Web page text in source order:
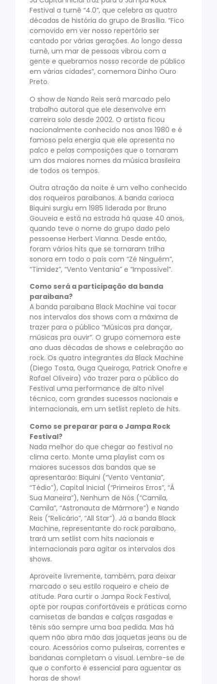
Festival a turnê “4.0”, que celebra as quatro
décadas de história do grupo de Brasília. “Fico
comovido em ver nosso repertório ser
cantado por várias gerações. Ao longo dessa
turnê, um mar de pessoas vibrou com a
gente e quebramos nosso recorde de público
em várias cidades”, comemora Dinho Ouro
Preto.
O show de Nando Reis será marcado pelo
trabalho autoral que ele desenvolve em
carreira solo desde 2002. O artista ficou
nacionalmente conhecido nos anos 1980 e é
famoso pela energia que ele apresenta no
palco e pelas composições que o tornaram
um dos maiores nomes da música brasileira
de todos os tempos.
Outra atração da noite é um velho conhecido
dos roqueiros paraibanos. A banda carioca
Biquini surgiu em 1985 liderada por Bruno
Gouveia e está na estrada há quase 40 anos,
quando teve o nome do grupo dado pelo
pessoense Herbert Vianna. Desde então,
foram vários hits que se tornaram trilha
sonora em todo o país com “Zé Ninguém”,
“Timidez”, “Vento Ventania” e “Impossível”.
Como será a participação da banda
paraibana?
A banda paraibana Black Machine vai tocar
nos intervalos dos shows com a máxima de
trazer para o público “Músicas pra dançar,
músicas pra ouvir”. O grupo comemora este
ano duas décadas de shows e celebração ao
rock. Os quatro integrantes da Black Machine
(Diego Tosta, Guga Queiroga, Patrick Onofre e
Rafael Oliveira) vão trazer para o público do
Festival uma performance de alto nível
técnico, com grandes sucessos nacionais e
internacionais, em um setlist repleto de hits.
Como se preparar para o Jampa Rock
Festival?
Nada melhor do que chegar ao festival no
clima certo. Monte uma playlist com os
maiores sucessos das bandas que se
apresentarão: Biquini (“Vento Ventania”,
“Tédio”), Capital Inicial (“Primeiros Erros”, “À
Sua Maneira”), Nenhum de Nós (“Camila,
Camila”, “Astronauta de Mármore”) e Nando
Reis (“Relicário”, “All Star”). Já a banda Black
Machine, representante do rock paraibano,
trará um setlist com hits nacionais e
internacionais para agitar os intervalos dos
shows.
Aproveite livremente, também, para deixar
marcado o seu estilo roqueiro e cheio de
atitude. Para curtir o Jampa Rock Festival,
opte por roupas confortáveis e práticas como
camisetas de bandas e calças rasgadas e
tênis são sempre uma boa pedida. Mas há
quem não abra mão das jaquetas jeans ou de
couro. Acessórios como pulseiras, correntes e
bandanas completam o visual. Lembre-se de
que o conforto é essencial para aguentar as
horas de show!